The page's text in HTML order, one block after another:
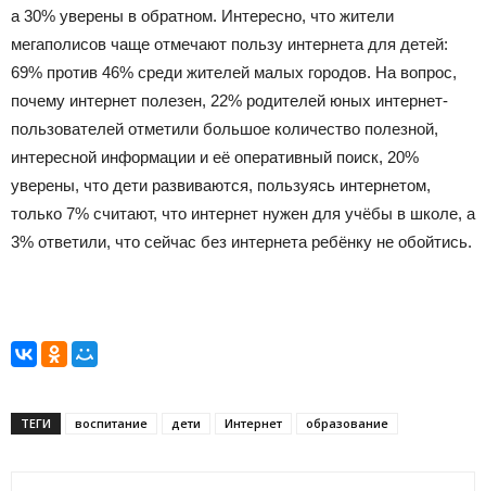
а 30% уверены в обратном. Интересно, что жители
мегаполисов чаще отмечают пользу интернета для детей:
69% против 46% среди жителей малых городов. На вопрос,
почему интернет полезен, 22% родителей юных интернет-
пользователей отметили большое количество полезной,
интересной информации и её оперативный поиск, 20%
уверены, что дети развиваются, пользуясь интернетом,
только 7% считают, что интернет нужен для учёбы в школе, а
3% ответили, что сейчас без интернета ребёнку не обойтись.
ТЕГИ воспитание дети Интернет образование